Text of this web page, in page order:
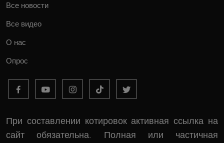
Все новости
Все видео
О нас
Опрос
При составлении котировок активная ссылка на
сайт обязательна. Полная или частичная